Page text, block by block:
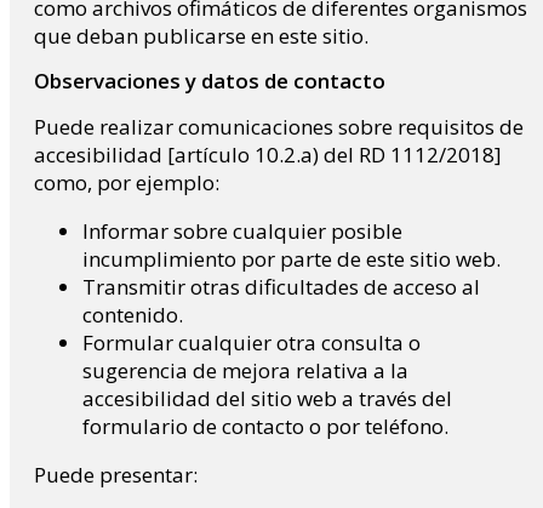
como archivos ofimáticos de diferentes organismos
que deban publicarse en este sitio.
Observaciones y datos de contacto
Puede realizar comunicaciones sobre requisitos de
accesibilidad [artículo 10.2.a) del RD 1112/2018]
como, por ejemplo:
Informar sobre cualquier posible
incumplimiento por parte de este sitio web.
Transmitir otras dificultades de acceso al
contenido.
Formular cualquier otra consulta o
sugerencia de mejora relativa a la
accesibilidad del sitio web a través del
formulario de contacto o por teléfono.
Puede presentar: